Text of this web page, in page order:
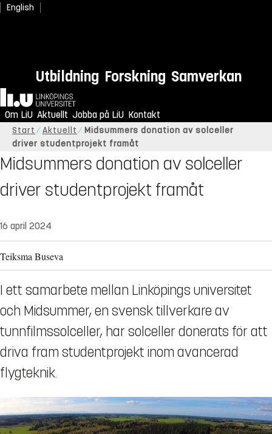
English
Utbildning Forskning Samverkan
Hem
Om LiU Aktuellt Jobba på LiU Kontakt
Start Aktuellt
Midsummers donation av solceller
driver studentprojekt framåt
Midsummers donation av solceller
driver studentprojekt framåt
16 april 2024
Teiksma Buseva
I ett samarbete mellan Linköpings universitet
och Midsummer, en svensk tillverkare av
tunnfilmssolceller, har solceller donerats för att
driva fram studentprojekt inom avancerad
flygteknik.